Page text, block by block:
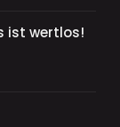
ist wertlos!